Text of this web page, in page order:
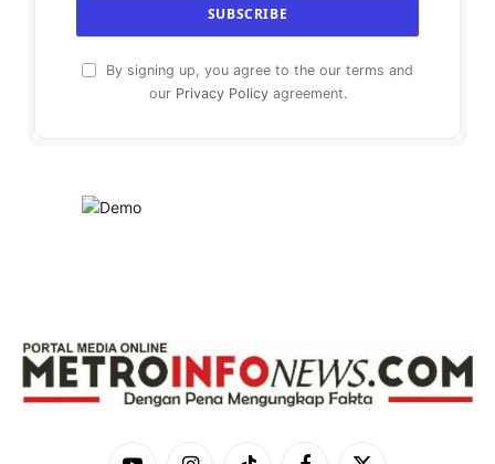
By signing up, you agree to the our terms and
our Privacy Policyagreement.